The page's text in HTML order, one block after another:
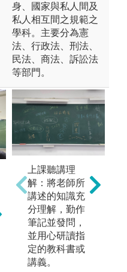
身、國家與私人間及
私人相互間之規範之
學科。主要分為憲
法、行政法、刑法、
民法、商法、訴訟法
等部門。
必修的實習課
程：為讓學生
能夠早日接觸
職場，並熟悉
理論與實務的
操作。本設有
必修之實習
課，讓學生在
上課聽講理
解：將老師所
講述的知識充
分理解，勤作
筆記並發問，
並用心研讀指
定的教科書或
講義。